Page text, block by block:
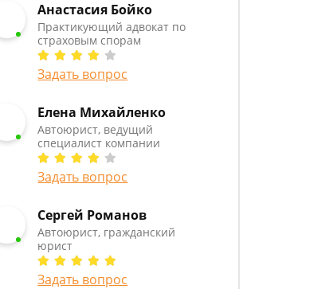
Анастасия Бойко
Практикующий адвокат по
страховым спорам
Задать вопрос
Елена Михайленко
Автоюрист, ведущий
специалист компании
Задать вопрос
Сергей Романов
Автоюрист, гражданский
юрист
Задать вопрос